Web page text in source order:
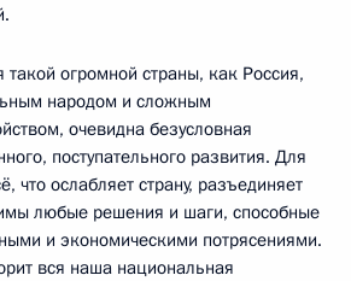
огромной страны, как Россия,
народом и сложным
очевидна безусловная
поступательного развития. Для
что ослабляет страну, разъединяет
любые решения и шаги, способные
и экономическими потрясениями.
вся наша национальная